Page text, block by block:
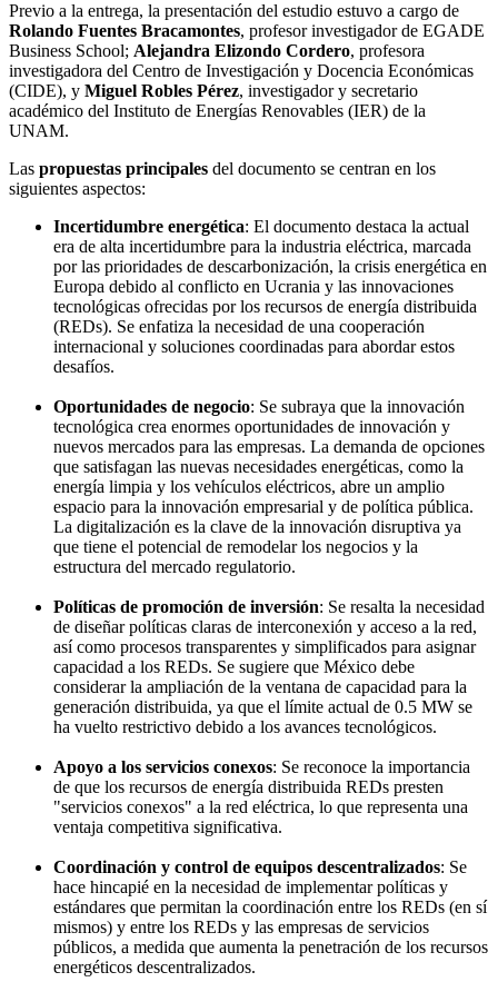
Previo a la entrega, la presentación del estudio estuvo a cargo de
Rolando Fuentes Bracamontes, profesor investigador de EGADE
Business School; Alejandra Elizondo Cordero, profesora
investigadora del Centro de Investigación y Docencia Económicas
(CIDE), y Miguel Robles Pérez, investigador y secretario
académico del Instituto de Energías Renovables (IER) de la
UNAM.
Las propuestas principales del documento se centran en los
siguientes aspectos:
Incertidumbre energética: El documento destaca la actual
era de alta incertidumbre para la industria eléctrica, marcada
por las prioridades de descarbonización, la crisis energética en
Europa debido al conflicto en Ucrania y las innovaciones
tecnológicas ofrecidas por los recursos de energía distribuida
(REDs). Se enfatiza la necesidad de una cooperación
internacional y soluciones coordinadas para abordar estos
desafíos.
Oportunidades de negocio: Se subraya que la innovación
tecnológica crea enormes oportunidades de innovación y
nuevos mercados para las empresas. La demanda de opciones
que satisfagan las nuevas necesidades energéticas, como la
energía limpia y los vehículos eléctricos, abre un amplio
espacio para la innovación empresarial y de política pública.
La digitalización es la clave de la innovación disruptiva ya
que tiene el potencial de remodelar los negocios y la
estructura del mercado regulatorio.
Políticas de promoción de inversión: Se resalta la necesidad
de diseñar políticas claras de interconexión y acceso a la red,
así como procesos transparentes y simplificados para asignar
capacidad a los REDs. Se sugiere que México debe
considerar la ampliación de la ventana de capacidad para la
generación distribuida, ya que el límite actual de 0.5 MW se
ha vuelto restrictivo debido a los avances tecnológicos.
Apoyo a los servicios conexos: Se reconoce la importancia
de que los recursos de energía distribuida REDs presten
"servicios conexos" a la red eléctrica, lo que representa una
ventaja competitiva significativa.
Coordinación y control de equipos descentralizados: Se
hace hincapié en la necesidad de implementar políticas y
estándares que permitan la coordinación entre los REDs (en sí
mismos) y entre los REDs y las empresas de servicios
públicos, a medida que aumenta la penetración de los recursos
energéticos descentralizados.